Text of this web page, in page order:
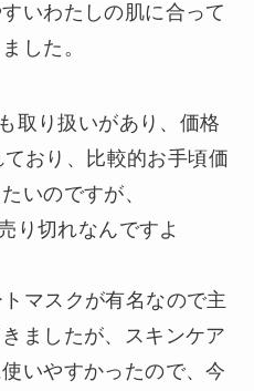
いわたしの肌に合って
した。
取り扱いがあり、価格
おり、比較的お手頃価
いのですが、
り切れなんですよ
マスクが有名なので主
ましたが、スキンケア
いやすかったので、今